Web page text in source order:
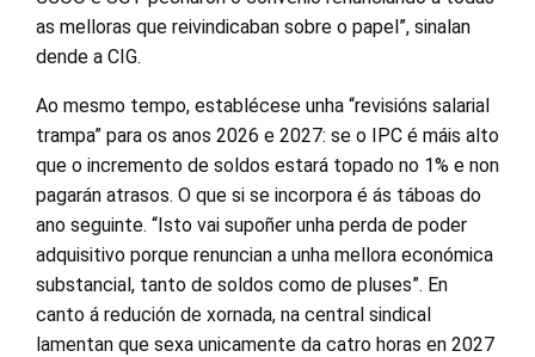
as melloras que reivindicaban sobre o papel”, sinalan
dende a CIG.
Ao mesmo tempo, establécese unha “revisións salarial
trampa” para os anos 2026 e 2027: se o IPC é máis alto
que o incremento de soldos estará topado no 1% e non
pagarán atrasos. O que si se incorpora é ás táboas do
ano seguinte. “Isto vai supoñer unha perda de poder
adquisitivo porque renuncian a unha mellora económica
substancial, tanto de soldos como de pluses”. En
canto á redución de xornada, na central sindical
lamentan que sexa unicamente da catro horas en 2027